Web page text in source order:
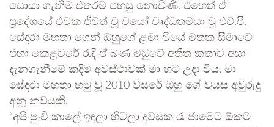
සොයා ගැනීම එතරම් පහසු නොවිණි. එහෙත් ඒ
ප්‍රදේශයේ එවක ජීවත් වූ වයෝ වෘද්ධතමයා වූ එච්.පී.
සේදරා මහතා ගෙන් ඔහුගේ ළමා වියේ මතක සීමාවේ
එහා කෙළවරේ රැඳී ඒ බණ මඩුවේ අතීත කතාව අසා
දැනගැනීමේ කදිම අවස්ථාවක් මා හට උදා විය. මා
සේදරා මහතා හමු වූ 2010 වසරේ ඔහු ගේ වයස අවුරුදු
අනූ නවයකි.
“අපි පුංචි කාලේ ඉඳලා හිටලා දවසක රෑ ජාමෙට ඕකට